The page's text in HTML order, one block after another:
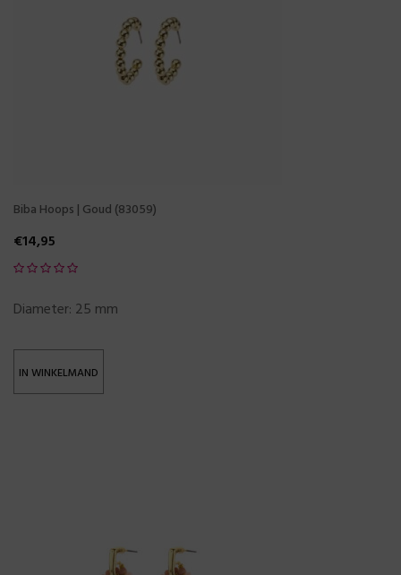
Biba Hoops | Goud (83059)
€14,95
Diameter: 25 mm
IN WINKELMAND